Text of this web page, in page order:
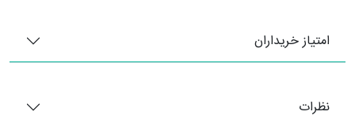
امتیاز خریداران
نظرات